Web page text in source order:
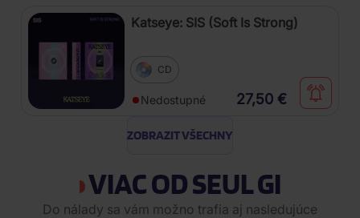
Katseye: SIS (Soft Is Strong)
CD
Nedostupné 27,50 €
ZOBRAZIT VŠECHNY
VIAC OD SEUL GI
Do nálady sa vám možno trafia aj nasledujúce